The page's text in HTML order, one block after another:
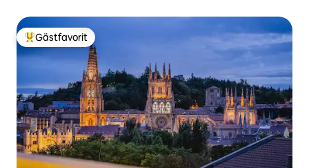
Populär gästfavorit
Gästfavorit